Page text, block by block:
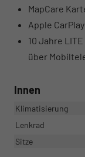
MapCare
Apple
10 Jahre
über
Innen
Klimatisierung
Lenkrad
Sitze